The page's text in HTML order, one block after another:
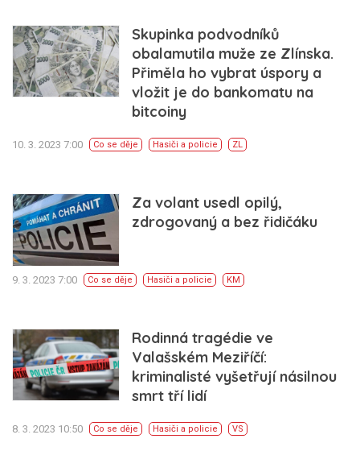
Skupinka podvodníků
obalamutila muže ze Zlínska.
Přiměla ho vybrat úspory a
vložit je do bankomatu na
bitcoiny
10. 3. 2023 7:00 Co se děje Hasiči a policie ZL
Za volant usedl opilý,
zdrogovaný a bez řidičáku
9. 3. 2023 7:00 Co se děje Hasiči a policie KM
Rodinná tragédie ve
Valašském Meziříčí:
kriminalisté vyšetřují násilnou
smrt tří lidí
8. 3. 2023 10:50 Co se děje Hasiči a policie VS